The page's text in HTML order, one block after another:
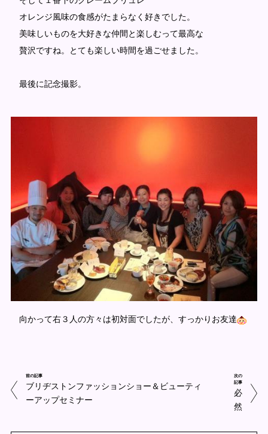
オレンジ風味の食感がたまらなく好きでした。
美味しいものを大好きな仲間と楽しむって最高な
贅沢ですね。とても楽しい時間を過ごせました。
最後に記念撮影。
向かって右３人の方々は初対面でしたが、すっかりお友達
前の記事
ブリヂストンファッションショー＆ビューティ
ーアップセミナー
次の
記事
必
然